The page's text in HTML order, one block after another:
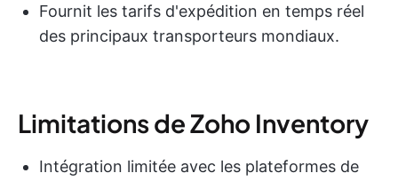
Fournit les tarifs d'expédition en temps réel
des principaux transporteurs mondiaux.
Limitations de Zoho Inventory
Intégration limitée avec les plateformes de